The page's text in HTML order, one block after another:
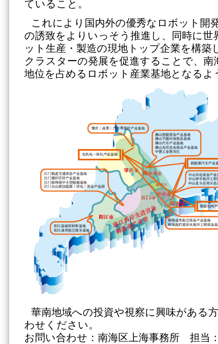
ていること。
これにより国内外の優秀なロボット開
の誘致をよりいっそう推進し、同時に
ット生産・製造の現地トップ企業を構築
クラスターの発展を促進することで、南
地位を占めるロボット産業基地となるよ
華南地域への投資や視察に興味がある
わせください。
お問い合わせ：南海区上海事務所 担当